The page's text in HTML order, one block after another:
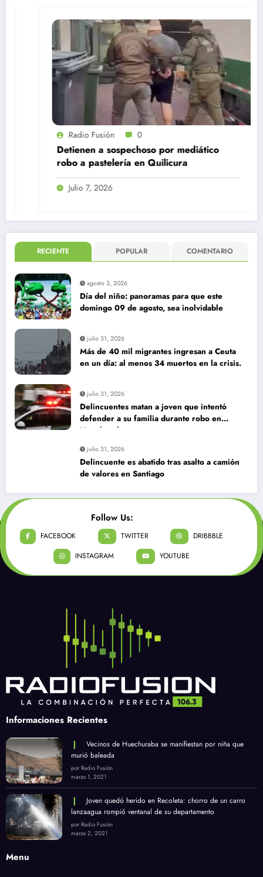
Radio Fusión 0
Detienen a sospechoso por mediático
robo a pastelería en Quilicura
Julio 7, 2026
RECIENTE POPULAR COMENTARIO
agosto 3, 2026
Día del niño: panoramas para que este
domingo 09 de agosto, sea inolvidable
julio 31, 2026
Más de 40 mil migrantes ingresan a Ceuta
en un día: al menos 34 muertos en la crisis.
julio 31, 2026
Delincuentes matan a joven que intentó
defender a su familia durante robo en
Huechuraba
julio 31, 2026
Delincuente es abatido tras asalto a camión
de valores en Santiago
Follow Us:
FACEBOOK TWITTER
DRIBBBLE
INSTAGRAM
YOUTUBE
Informaciones Recientes
Vecinos de Huechuraba se manifiestan por niña que
murió baleada
por Radio Fusión
marzo 1, 2021
Joven quedó herido en Recoleta: chorro de un carro
lanzaagua rompió ventanal de su departamento
por Radio Fusión
marzo 2, 2021
Menu